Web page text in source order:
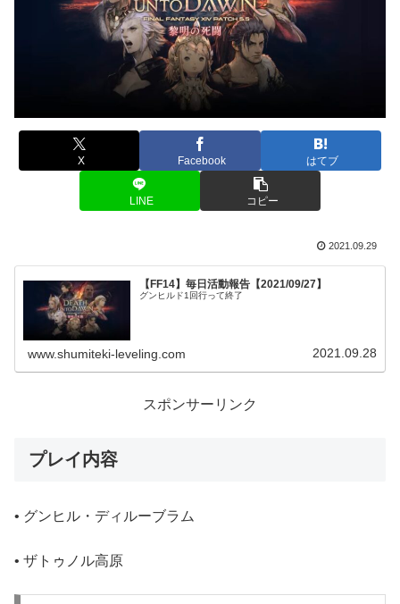
X Facebook はてブ
LINE コピー
2021.09.29
【FF14】毎日活動報告【2021/09/27】
グンヒルド1回行って終了
www.shumiteki-leveling.com 2021.09.28
スポンサーリンク
プレイ内容
• グンヒル・ディルーブラム
• ザトゥノル高原